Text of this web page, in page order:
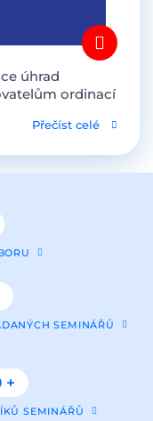
úhrad
ordinací
Přečíst celé
SEMINÁŘŮ
+
SEMINÁŘŮ